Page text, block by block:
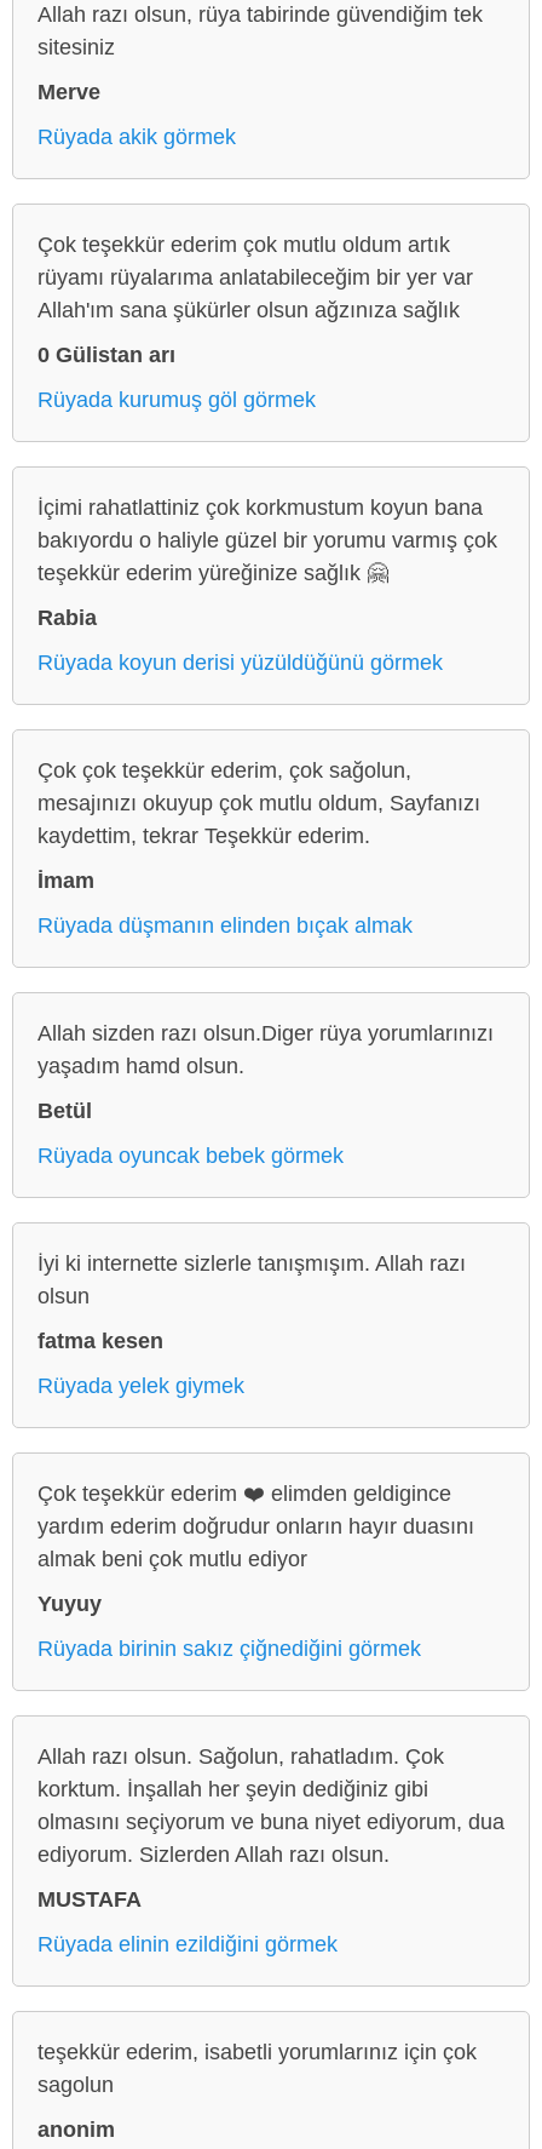
Allah razı olsun, rüya tabirinde güvendiğim tek
sitesiniz
Merve
Rüyada akik görmek
Çok teşekkür ederim çok mutlu oldum artık
rüyamı rüyalarıma anlatabileceğim bir yer var
Allah'ım sana şükürler olsun ağzınıza sağlık
0 Gülistan arı
Rüyada kurumuş göl görmek
İçimi rahatlattiniz çok korkmustum koyun bana
bakıyordu o haliyle güzel bir yorumu varmış çok
teşekkür ederim yüreğinize sağlık 🤗
Rabia
Rüyada koyun derisi yüzüldüğünü görmek
Çok çok teşekkür ederim, çok sağolun,
mesajınızı okuyup çok mutlu oldum, Sayfanızı
kaydettim, tekrar Teşekkür ederim.
İmam
Rüyada düşmanın elinden bıçak almak
Allah sizden razı olsun.Diger rüya yorumlarınızı
yaşadım hamd olsun.
Betül
Rüyada oyuncak bebek görmek
İyi ki internette sizlerle tanışmışım. Allah razı
olsun
fatma kesen
Rüyada yelek giymek
Çok teşekkür ederim ❤️ elimden geldigince
yardım ederim doğrudur onların hayır duasını
almak beni çok mutlu ediyor
Yuyuy
Rüyada birinin sakız çiğnediğini görmek
Allah razı olsun. Sağolun, rahatladım. Çok
korktum. İnşallah her şeyin dediğiniz gibi
olmasını seçiyorum ve buna niyet ediyorum, dua
ediyorum. Sizlerden Allah razı olsun.
MUSTAFA
Rüyada elinin ezildiğini görmek
teşekkür ederim, isabetli yorumlarınız için çok
sagolun
anonim